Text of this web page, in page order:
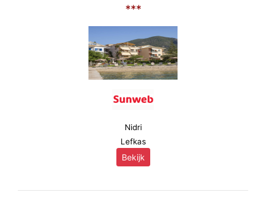
***
Nidri
Lefkas
Bekijk